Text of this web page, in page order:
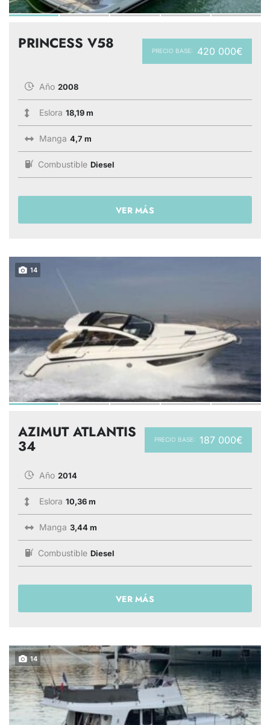
PRECIO BASE: 420 000€
PRINCESS V58
Año 2008
Eslora 18,19 m
Manga 4,7 m
Combustible Diesel
VER MÁS
14
PRECIO BASE: 187 000€
AZIMUT ATLANTIS
34
Año 2014
Eslora 10,36 m
Manga 3,44 m
Combustible Diesel
VER MÁS
14